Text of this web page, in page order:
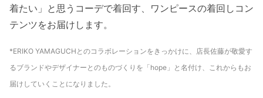
着たい」と思うコーデで着回す、ワンピースの着回しコン
テンツをお届けします。
*ERIKO YAMAGUCHとのコラボレーションをきっかけに、店長佐藤が敬愛す
るブランドやデザイナーとのものづくりを「hope」と名付け、これからもお
届けしていくことになりました。